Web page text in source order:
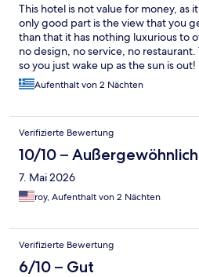
This hotel is not value for money, as
only good part is the view that you
than that it has nothing luxurious to
no design, no service, no
so you just wake up as the sun is out!
has such a superb view and they are
last but not least, I have made the
dare to submit such a review’),
that I will face consequences for my
Aufenthalt von 2 Nächten
Verifizierte Bewertung
10/10 – Außergewöhnlich
7. Mai 2026
roy, Aufenthalt von 2 Nächten
Verifizierte Bewertung
6/10 – Gut